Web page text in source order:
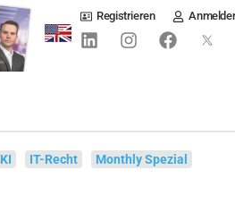
Registrieren
KI IT-Recht Monthly Spezial